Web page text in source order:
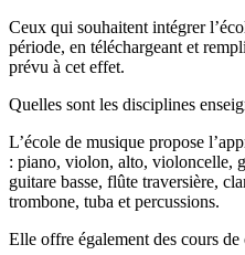
Ceux qui souhaitent intégrer
période, en téléchargeant et
prévu à cet effet.
Quelles sont les disciplines
L’école de musique propose
: piano, violon, alto, violoncelle,
guitare basse, flûte traversière,
trombone, tuba et percussions.
Elle offre également des cours de